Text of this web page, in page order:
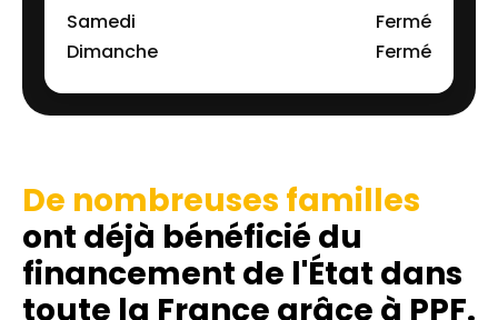
Samedi
Fermé
Dimanche
Fermé
De nombreuses familles
ont déjà bénéficié du
financement de l'État dans
toute la France grâce à PPF.